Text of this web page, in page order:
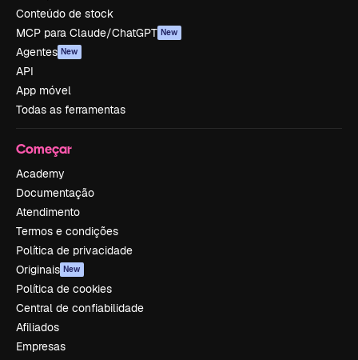
Conteúdo de stock
MCP para Claude/ChatGPT New
Agentes New
API
App móvel
Todas as ferramentas
Começar
Academy
Documentação
Atendimento
Termos e condições
Política de privacidade
Originais New
Política de cookies
Central de confiabilidade
Afiliados
Empresas